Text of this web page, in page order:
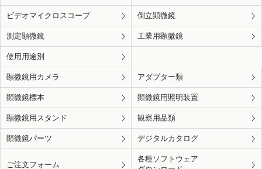
ビデオマイクロスコープ 倒立顕微鏡
測定顕微鏡 工業用顕微鏡
使用用途別
顕微鏡用カメラ アダプター類
顕微鏡標本 顕微鏡用照明装置
顕微鏡用スタンド 観察用品類
顕微鏡パーツ デジタルカタログ
ご注文フォーム
各種ソフトウェア